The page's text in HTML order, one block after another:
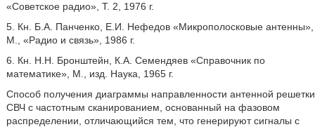
«Советское радио», Т. 2, 1976 г.
5. Кн. Б.А. Панченко, Е.И. Нефедов «Микрополосковые антенны»,
М., «Радио и связь», 1986 г.
6. Кн. Н.Н. Бронштейн, К.А. Семендяев «Справочник по
математике», М., изд. Наука, 1965 г.
Способ получения диаграммы направленности антенной решетки
СВЧ с частотным сканированием, основанный на фазовом
распределении, отличающийся тем, что генерируют сигналы с